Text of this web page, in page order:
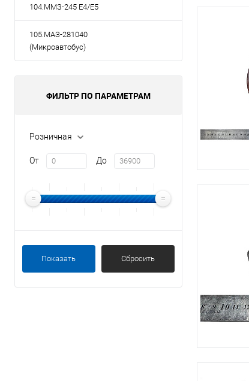
104.ММЗ-245 Е4/Е5
105.МАЗ-281040
(Микроавтобус)
ФИЛЬТР ПО ПАРАМЕТРАМ
Розничная
От До
Показать Сбросить